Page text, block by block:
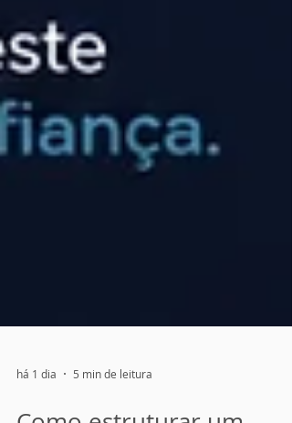
há 1 dia 5 min de leitura